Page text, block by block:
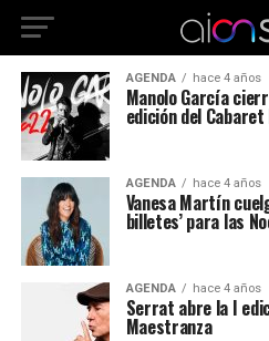
AGENDA hace 4 años
Manolo García
edición del
AGENDA hace 4 años
Vanesa Martín
billetes’ para las
AGENDA hace 4 años
Serrat abre la I
Maestranza